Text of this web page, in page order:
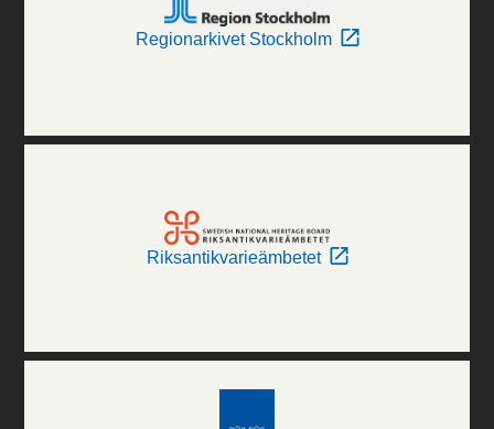
Regionarkivet Stockholm
Riksantikvarieämbetet